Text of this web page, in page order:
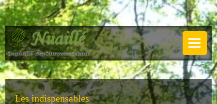
NUAILLÉ
Plan de Nuaillé
Sentiers pédestres
Guide annuel
.
Les indispensables